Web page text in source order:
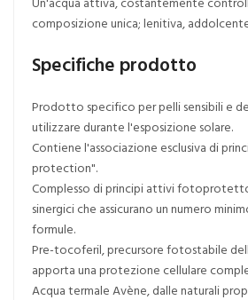
composizione unica; lenitiva,
Specifiche prodotto
Prodotto specifico per pelli sensibili e
utilizzare durante l'esposizione solare.
Contiene l'associazione esclusiva di
protection".
Complesso di principi attivi
sinergici che assicurano un numero
formule.
Pre-tocoferil, precursore fotostabile
apporta una protezione cellulare
Acqua termale Avène, dalle naturali